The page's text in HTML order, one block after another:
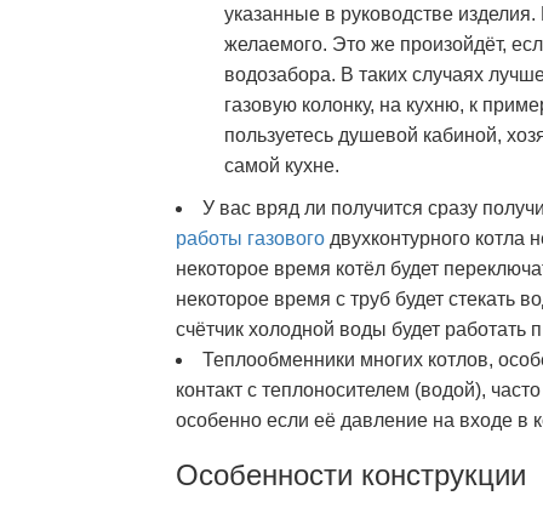
указанные в руководстве
желаемого. Это же произойдёт,
водозабора. В таких случаях
газовую колонку, на кухню, к
пользуетесь душевой кабиной,
самой кухне.
У вас вряд ли получится сразу
работы газового двухконтурного котла
некоторое время котёл будет
некоторое время с труб будет стекать
счётчик холодной воды будет работать
Теплообменники многих котлов,
контакт с теплоносителем (водой),
особенно если её давление на входе в
Особенности конструкции